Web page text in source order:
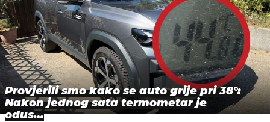
Provjerili smo kako se auto grije pri 38°:
Nakon jednog sata termometar je
odus…